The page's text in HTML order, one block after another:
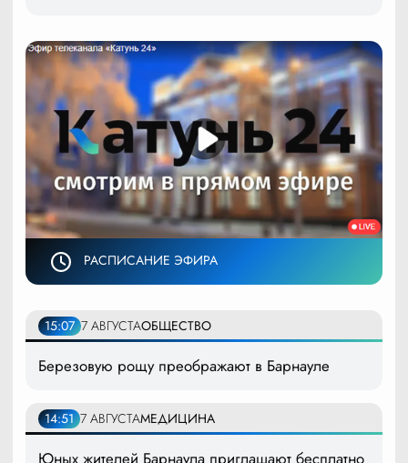
РАСПИСАНИЕ ЭФИРА
15:07 7 АВГУСТАОБЩЕСТВО
Березовую рощу преображают в Барнауле
14:51 7 АВГУСТАМЕДИЦИНА